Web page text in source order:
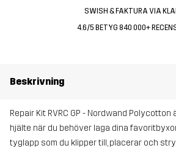
SWISH & FAKTURA VIA
4.6/5 BETYG 840 000+
Beskrivning
Repair Kit RVRC GP - Nordwand
hjälte när du behöver laga dina
tyglapp som du klipper till, placerar och